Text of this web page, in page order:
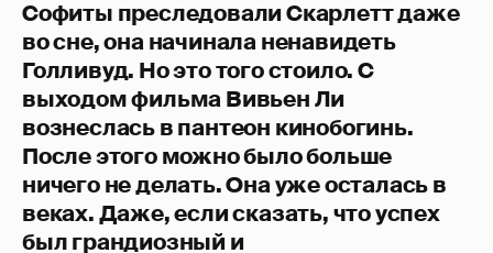
Софиты преследовали Скарлетт даже
во сне, она начинала ненавидеть
Голливуд. Но это того стоило. С
выходом фильма Вивьен Ли
вознеслась в пантеон кинобогинь.
После этого можно было больше
ничего не делать. Она уже осталась в
веках. Даже, если сказать, что успех
был грандиозный и